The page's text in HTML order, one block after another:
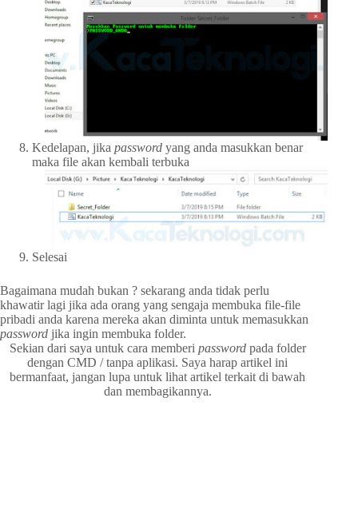
Kedelapan, jika password yang anda masukkan benar
maka file akan kembali terbuka
Selesai
Bagaimana mudah bukan ? sekarang anda tidak perlu
khawatir lagi jika ada orang yang sengaja membuka file-file
pribadi anda karena mereka akan diminta untuk memasukkan
password jika ingin membuka folder.
Sekian dari saya untuk cara memberi password pada folder
dengan CMD / tanpa aplikasi. Saya harap artikel ini
bermanfaat, jangan lupa untuk lihat artikel terkait di bawah
dan membagikannya.